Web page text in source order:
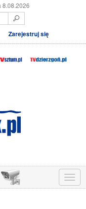
8.08.2026
Zarejestruj się
Menu